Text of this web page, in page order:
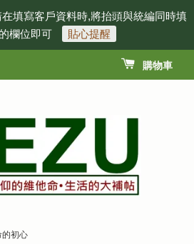
填寫客戶資料時,將抬頭與統編同時填
欄位即可
貼心提醒
購物車
的初心